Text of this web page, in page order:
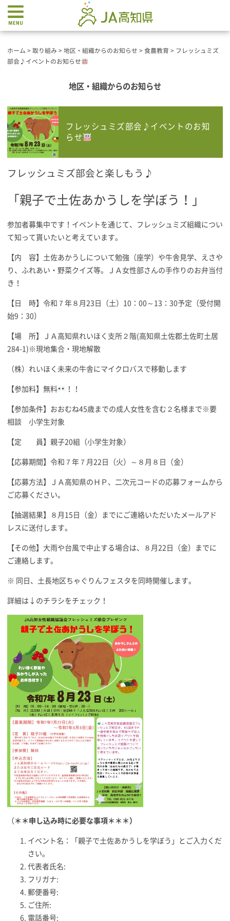
ホーム > 取り組み > 地区・組織からのお知らせ > 食農教育 > フレッシュミズ
部会♪イベントのお知らせ
地区・組織からのお知らせ
フレッシュミズ部会♪イベントのお知
らせ
フレッシュミズ部会と楽しもう♪
「親子で土佐あかうしを学ぼう！」
参加者募集中です！イベントを通じて、フレッシュミズ組織につい
て知って貰いたいと考えています。
【内 容】土佐あかうしについて勉強（座学）や牛舎見学、えさや
り、ふれあい・野菜クイズ等。ＪＡ女性部さんの手作りのお弁当付
き！
【日 時】令和７年８月23日（土）10：00～13：30予定（受付開
始9：30）
【場 所】ＪＡ高知県れいほく支所２階(高知県土佐郡土佐町土居
284-1)※現地集合・現地解散
（株）れいほく未来の牛舎にマイクロバスで移動します
【参加料】無料 ！！
【参加条件】おおむね45歳までの成人女性を含む２名様まで※要
相談 小学生対象
【定 員】親子20組（小学生対象）
【応募期間】令和７年７月22日（火）～８月８日（金）
【応募方法】ＪＡ高知県のＨＰ、二次元コードの応募フォームから
ご応募ください。
【抽選結果】８月15日（金）までにご連絡いただいたメールアド
レスに送付します。
【その他】大雨や台風で中止する場合は、８月22日（金）までに
ご連絡します。
※ 同日、土長地区ちゃぐりんフェスタを同時開催します。
詳細は↓のチラシをチェック！
（ ＊＊申し込み時に必要な事項＊＊＊）
イベント名：「親子で土佐あかうしを学ぼう」とご入力くだ
さい。
代表者氏名:
フリガナ:
郵便番号:
ご住所:
電話番号: